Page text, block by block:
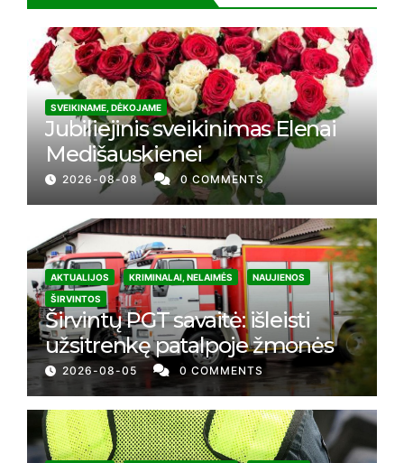
SVEIKINAME, DĖKOJAME
Jubiliejinis sveikinimas Elenai
Medišauskienei
2026-08-08 0 COMMENTS
AKTUALIJOS KRIMINALAI, NELAIMĖS
NAUJIENOS
ŠIRVINTOS
Širvintų PGT savaitė: išleisti
užsitrenkę patalpoje žmonės
2026-08-05 0 COMMENTS